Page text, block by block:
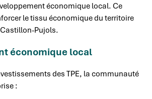
économique local. Ce
le tissu économique du territoire
Pujols.
économique local
des TPE, la communauté
: